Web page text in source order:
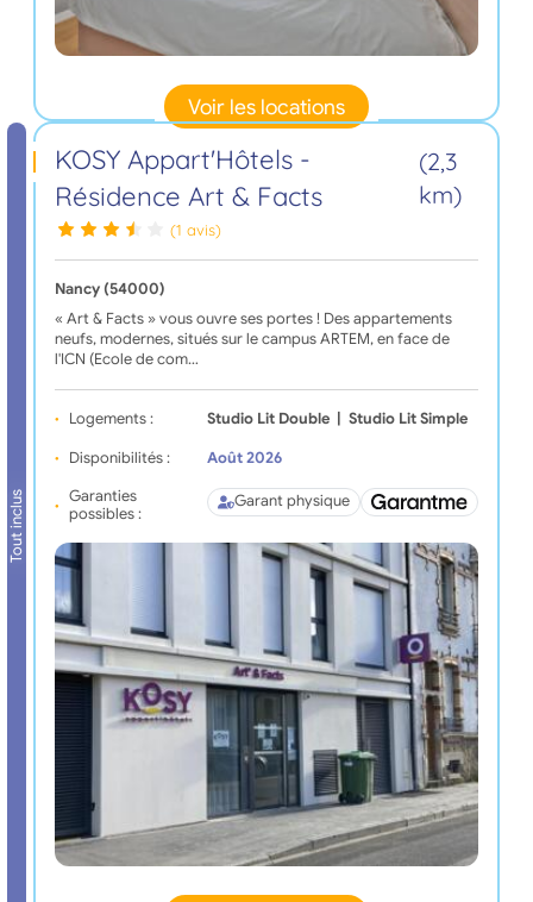
Voir les locations
Tout inclus
KOSY Appart'Hôtels -
Résidence Art & Facts
(2,3
km)
(1 avis)
Nancy (54000)
« Art & Facts » vous ouvre ses portes ! Des appartements
neufs, modernes, situés sur le campus ARTEM, en face de
l'ICN (Ecole de com…
Logements : Studio Lit Double Studio Lit Simple
Disponibilités :
Août 2026
Garanties
possibles :
Garant physique